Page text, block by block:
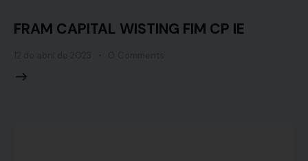
FRAM CAPITAL WISTING FIM CP IE